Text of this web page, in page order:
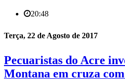
20:48
Terça, 22 de Agosto de 2017
Pecuaristas do Acre
Montana em cruza